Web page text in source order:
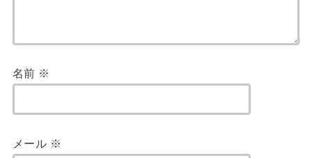
名前 ※
メール ※